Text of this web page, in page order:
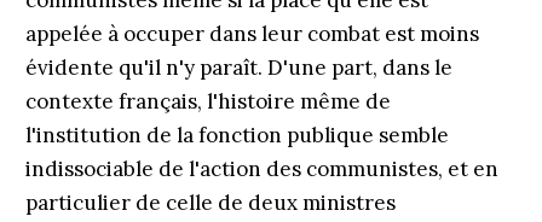
appelée à occuper dans leur combat est moins
évidente qu'il n'y paraît. D'une part, dans le
contexte français, l'histoire même de
l'institution de la fonction publique semble
indissociable de l'action des communistes, et en
particulier de celle de deux ministres